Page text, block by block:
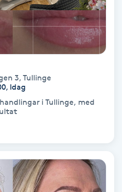
3, Tullinge
Idag
i Tullinge, med